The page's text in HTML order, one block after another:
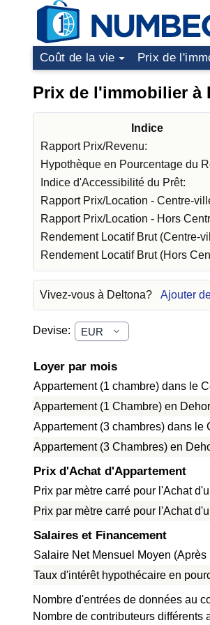
Coût de la vie Prix de
Prix de l'immobilier à
Indice
Rapport Prix/Revenu:
Hypothèque en Pourcentage du
Indice d'Accessibilité du Prêt:
Rapport Prix/Location - Centre-
Rapport Prix/Location - Hors
Rendement Locatif Brut (Centre-
Rendement Locatif Brut (Hors
Vivez-vous à Deltona? Ajouter
Devise:
Loyer par mois
Appartement (1 chambre) dans le
Appartement (1 Chambre) en
Appartement (3 chambres) dans le
Appartement (3 Chambres) en
Prix d'Achat d'Appartement
Prix par mètre carré pour l'Achat
Prix par mètre carré pour l'Achat
Salaires et Financement
Salaire Net Mensuel Moyen (Après
Taux d'intérêt hypothécaire en
Nombre d'entrées de données au
Nombre de contributeurs différents